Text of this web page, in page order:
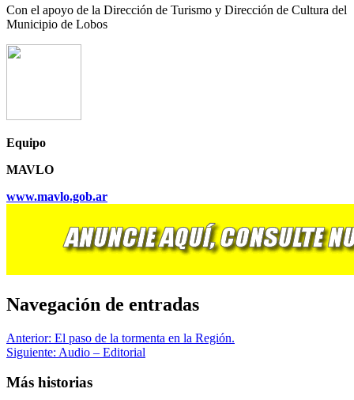
Con el apoyo de la Dirección de Turismo y Dirección de Cultura del
Municipio de Lobos
Equipo
MAVLO
www.mavlo.gob.ar
Navegación de entradas
Anterior: El paso de la tormenta en la Región.
Siguiente: Audio – Editorial
Más historias